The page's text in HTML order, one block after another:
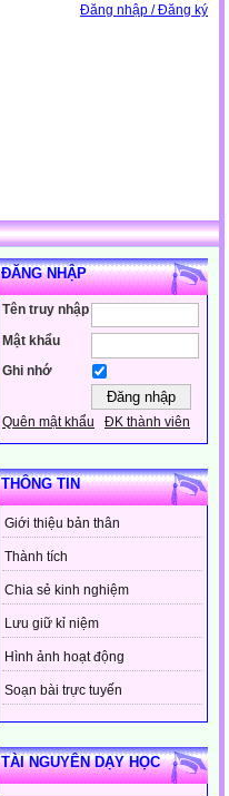
Đăng nhập / Đăng ký
ĐĂNG NHẬP
Tên truy nhập
Mật khẩu
Ghi nhớ
Quên mật khẩu ĐK thành viên
THÔNG TIN
Giới thiệu bản thân
Thành tích
Chia sẻ kinh nghiệm
Lưu giữ kỉ niệm
Hình ảnh hoạt động
Soạn bài trực tuyến
TÀI NGUYÊN DẠY HỌC